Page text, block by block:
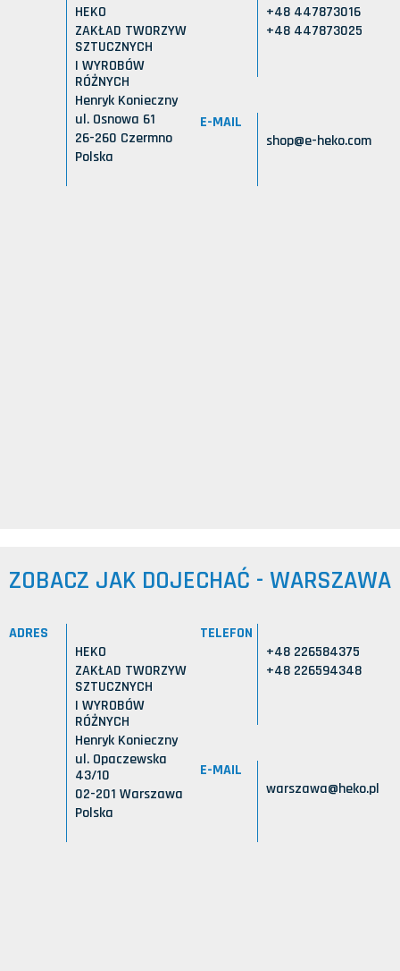
HEKO
ZAKŁAD TWORZYW
SZTUCZNYCH
I WYROBÓW
RÓŻNYCH
Henryk Konieczny
ul. Osnowa 61
26-260 Czermno
Polska
+48 447873016
+48 447873025
E-MAIL
shop@e-heko.com
ZOBACZ JAK DOJECHAĆ - WARSZAWA
ADRES
HEKO
ZAKŁAD TWORZYW
SZTUCZNYCH
I WYROBÓW
RÓŻNYCH
Henryk Konieczny
ul. Opaczewska
43/10
02-201 Warszawa
Polska
TELEFON
+48 226584375
+48 226594348
E-MAIL
warszawa@heko.pl